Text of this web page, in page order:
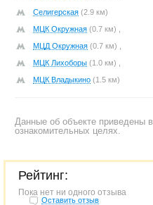
Селигерская (2.9 км)
МЦК Окружная (0.7 км) ,
МЦД Окружная (0.7 км) ,
МЦК Лихоборы (1.0 км) ,
МЦК Владыкино (1.5 км)
Данные об объекте приведены в
ознакомительных целях.
Рейтинг:
Пока нет ни одного отзыва
Оставить отзыв